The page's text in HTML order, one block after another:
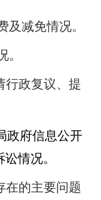
及减免情况。
行政复议、提
政府信息公开
情况。
在的主要问题